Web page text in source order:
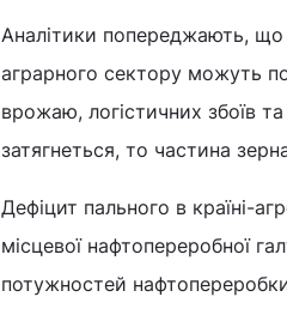
Аналітики попереджають,
аграрного сектору можуть
врожаю, логістичних збоїв
затягнеться, то частина
Дефіцит пального в країні-
місцевої нафтопереробної
потужностей